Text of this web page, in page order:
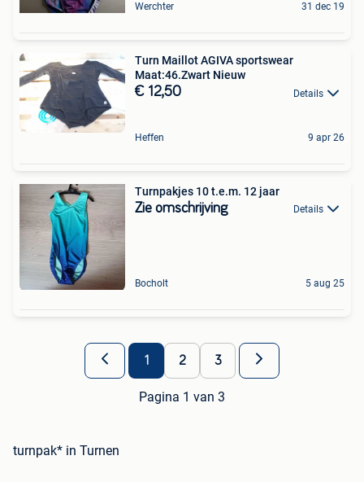
Werchter 31 dec 19
Turn Maillot AGIVA sportswear
Maat:46.Zwart Nieuw
€ 12,50 Details
Heffen 9 apr 26
Turnpakjes 10 t.e.m. 12 jaar
Zie omschrijving Details
Bocholt 5 aug 25
1 2 3
Pagina 1 van 3
turnpak* in Turnen